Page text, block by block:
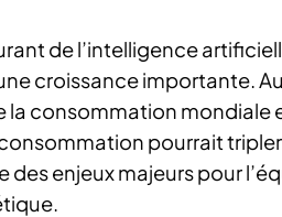
de l’intelligence
croissance importante.
la consommation
pourrait
des enjeux majeurs pour